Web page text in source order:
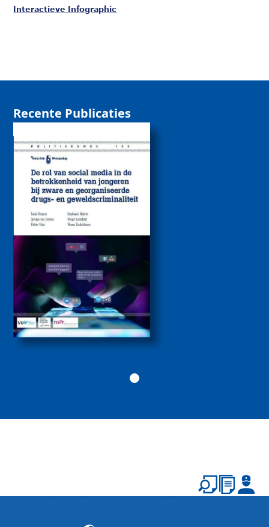
Interactieve Infographic
Recente Publicaties
De rol van sociale
media bij de
betrokkenheid van
jongeren bij zware
drugs- en
geweldscriminaliteit
2026
Politiekunde
Politiekunde